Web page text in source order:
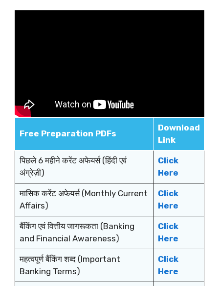
Free Preparation PDFs
Download
Link
पिछले 6 महीने करेंट अफेयर्स (हिंदी एवं
अंग्रेज़ी)
Click
Here
मासिक करेंट अफेयर्स (Monthly Current
Affairs)
Click
Here
बैंकिंग एवं वित्तीय जागरूकता (Banking
and Financial Awareness)
Click
Here
महत्वपूर्ण बैंकिंग शब्द (Important
Banking Terms)
Click
Here